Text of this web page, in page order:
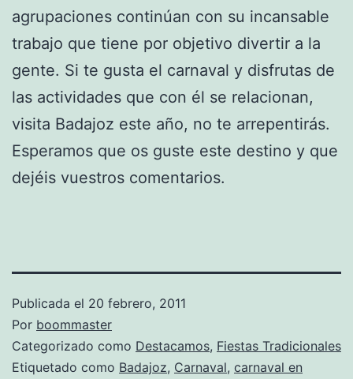
agrupaciones continúan con su incansable
trabajo que tiene por objetivo divertir a la
gente. Si te gusta el carnaval y disfrutas de
las actividades que con él se relacionan,
visita Badajoz este año, no te arrepentirás.
Esperamos que os guste este destino y que
dejéis vuestros comentarios.
Publicada el 20 febrero, 2011
Por boommaster
Categorizado como Destacamos, Fiestas Tradicionales
Etiquetado como Badajoz, Carnaval, carnaval en